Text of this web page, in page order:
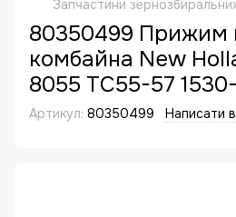
Запчастини
80350499 Прижим
комбайна New
8055 TC55-57
Артикул: 80350499 Написати